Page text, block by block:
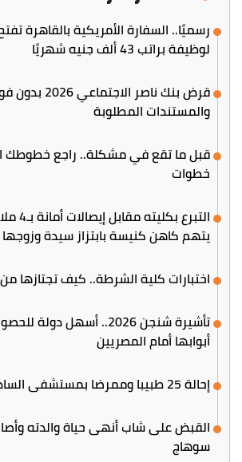
رسميًا.. السفارة الأمريكية بالقاهرة
لوظيفة براتب 43 ألف جنيه شهريًا
قرض بنك ناصر
والمستندات المطلوبة
خطوات
التبرع
يتهم كاهن كنيسة بابتزاز سيدة وزوجها
اختبارات كلية الشرطة.. كيف تجتازها
تأشيرة شنجن 2026.. أسهل
أبوابها أمام المصريين
إحالة 25 طبيبا وممرضا بمستشفى السادات إلى التحقيق
القبض على شاب أنهى حياة والدته
سوهاج